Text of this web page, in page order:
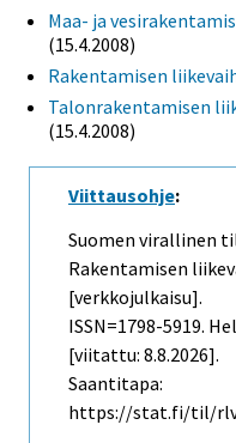
Maa- ja
(15.4.2008)
Rakentamisen
Talonrakentamisen
(15.4.2008)
Viittausohje:
Suomen virallinen
Rakentamisen
[verkkojulkaisu].
ISSN=1798-5919.
[viitattu: 8.8.2026].
Saantitapa:
https://stat.fi/til/